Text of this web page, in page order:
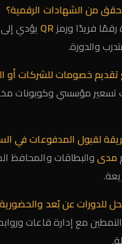
فريدًا ورمزQR يؤدي
والدورة.
تسعير مؤسسي وكوبونات
مدىوالبطاقات والمحافظ
مع إدارة قاعات